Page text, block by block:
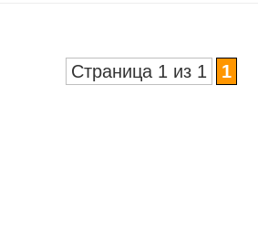
Страница 1 из 1 1